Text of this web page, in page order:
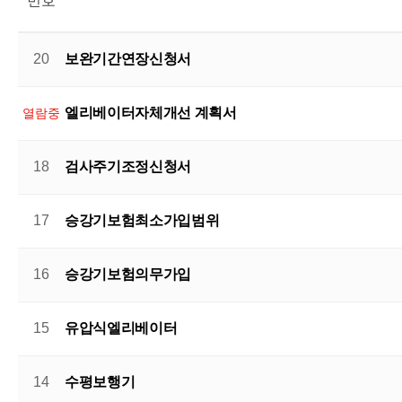
20 보완기간연장신청서
열람중 엘리베이터자체개선 계획서
18 검사주기조정신청서
17 승강기보험최소가입범위
16 승강기보험의무가입
15 유압식엘리베이터
14 수평보행기